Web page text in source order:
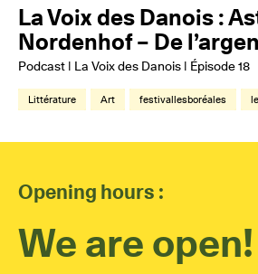
La Voix des Danois :
Nordenhof – De
Podcast | La Voix des Danois | Épisode 18
Littérature Art festivallesboréales
Opening hours :
We are open!